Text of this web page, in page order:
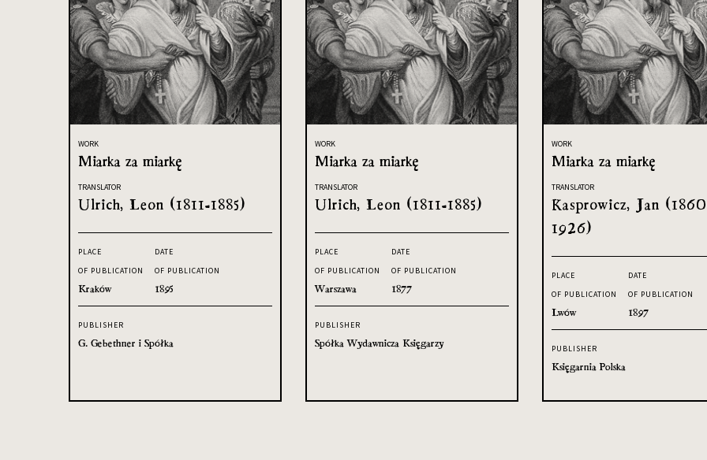
WORK
Miarka za miarkę
TRANSLATOR
Ulrich, Leon (1811-1885)
PLACE
OF PUBLICATION
Kraków
DATE
OF PUBLICATION
1895
PUBLISHER
G. Gebethner i Spółka
WORK
Miarka za miarkę
TRANSLATOR
Ulrich, Leon (1811-1885)
PLACE
OF PUBLICATION
Warszawa
DATE
OF PUBLICATION
1877
PUBLISHER
Spółka Wydawnicza Księgarzy
WORK
Miarka za miarkę
TRANSLATOR
Kasprowicz, Jan
1926)
PLACE
OF PUBLICATION
Lwów
DATE
OF PUBLICATION
1897
PUBLISHER
Księgarnia Polska